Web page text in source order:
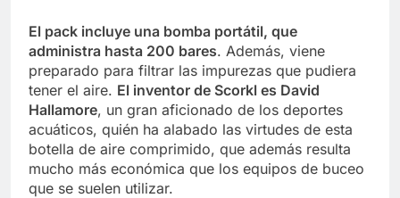
El pack incluye una bomba portátil, que
administra hasta 200 bares. Además, viene
preparado para filtrar las impurezas que pudiera
tener el aire. El inventor de Scorkl es David
Hallamore, un gran aficionado de los deportes
acuáticos, quién ha alabado las virtudes de esta
botella de aire comprimido, que además resulta
mucho más económica que los equipos de buceo
que se suelen utilizar.